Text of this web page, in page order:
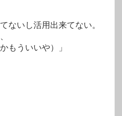
ないし活用出来てない。
もういいや）」